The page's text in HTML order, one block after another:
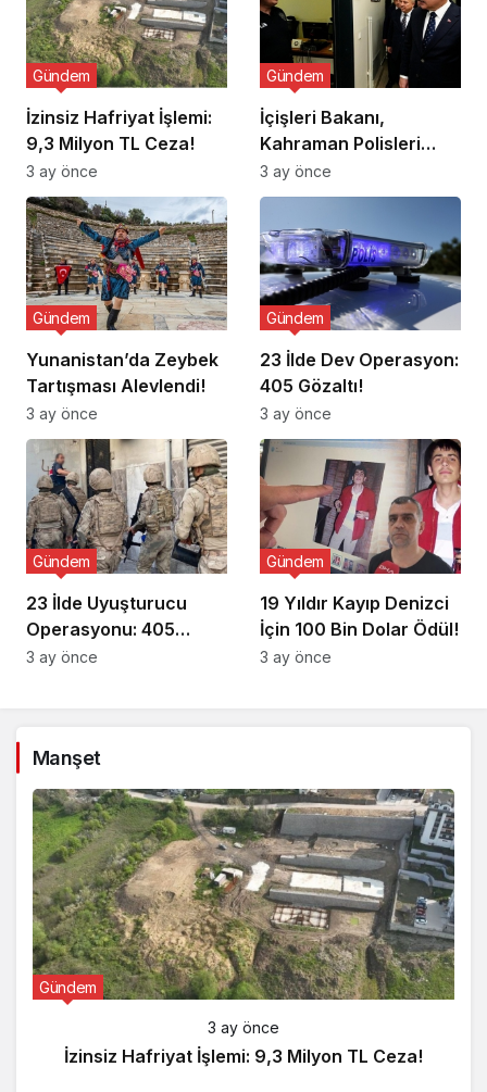
İzinsiz Hafriyat İşlemi:
9,3 Milyon TL Ceza!
Gündem
3 ay önce
İçişleri Bakanı,
Kahraman Polisleri
Ziyaret Etti
Gündem
3 ay önce
Yunanistan’da Zeybek
Tartışması Alevlendi!
Gündem
3 ay önce
23 İlde Dev Operasyon:
405 Gözaltı!
Gündem
3 ay önce
23 İlde Uyuşturucu
Operasyonu: 405
Gözaltı!
Gündem
3 ay önce
19 Yıldır Kayıp Denizci
İçin 100 Bin Dolar Ödül!
Gündem
3 ay önce
Manşet
Gündem
3 ay önce
İzinsiz Hafriyat İşlemi: 9,3 Milyon TL Ceza!